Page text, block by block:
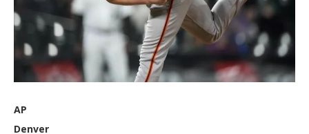
AP
Denver